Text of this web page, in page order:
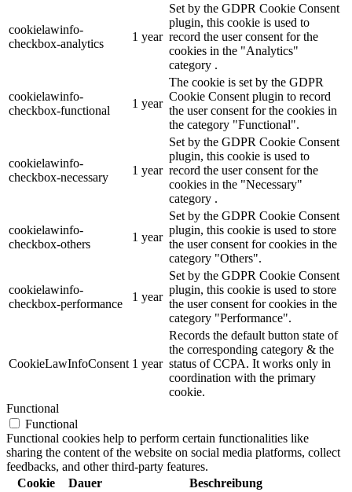
cookielawinfo-
checkbox-analytics
1 year
Set by the GDPR Cookie Consent
plugin, this cookie is used to
record the user consent for the
cookies in the "Analytics"
category .
cookielawinfo-
checkbox-functional
1 year
The cookie is set by the GDPR
Cookie Consent plugin to record
the user consent for the cookies in
the category "Functional".
cookielawinfo-
checkbox-necessary
1 year
Set by the GDPR Cookie Consent
plugin, this cookie is used to
record the user consent for the
cookies in the "Necessary"
category .
cookielawinfo-
checkbox-others
1 year
Set by the GDPR Cookie Consent
plugin, this cookie is used to store
the user consent for cookies in the
category "Others".
cookielawinfo-
checkbox-performance
1 year
Set by the GDPR Cookie Consent
plugin, this cookie is used to store
the user consent for cookies in the
category "Performance".
CookieLawInfoConsent 1 year
Records the default button state of
the corresponding category & the
status of CCPA. It works only in
coordination with the primary
cookie.
Functional
Functional
Functional cookies help to perform certain functionalities like
sharing the content of the website on social media platforms, collect
feedbacks, and other third-party features.
Cookie
Dauer
Beschreibung